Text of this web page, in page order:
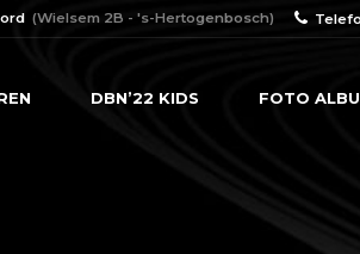
(Wielsem 2B - 's-Hertogenbosch)
DBN’22 KIDS FOTO